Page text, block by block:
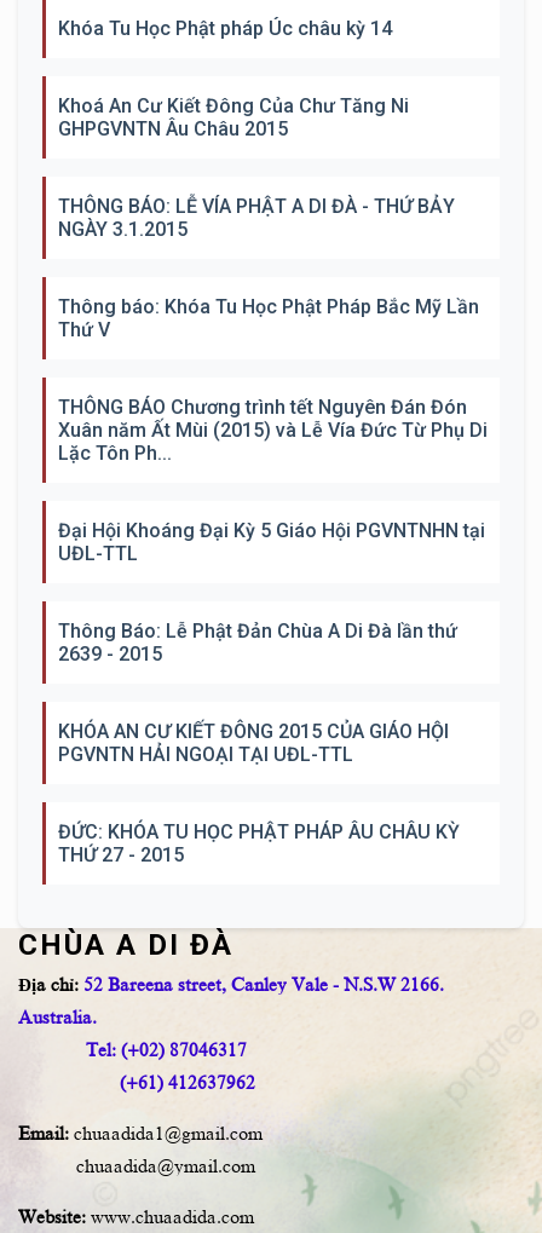
Khóa Tu Học Phật pháp Úc châu kỳ 14
Khoá An Cư Kiết Đông Của Chư Tăng Ni
GHPGVNTN Âu Châu 2015
THÔNG BÁO: LỄ VÍA PHẬT A DI ĐÀ - THỨ BẢY
NGÀY 3.1.2015
Thông báo: Khóa Tu Học Phật Pháp Bắc Mỹ Lần
Thứ V
THÔNG BÁO Chương trình tết Nguyên Đán Đón
Xuân năm Ất Mùi (2015) và Lễ Vía Đức Từ Phụ Di
Lặc Tôn Ph...
Đại Hội Khoáng Đại Kỳ 5 Giáo Hội PGVNTNHN tại
UĐL-TTL
Thông Báo: Lễ Phật Đản Chùa A Di Đà lần thứ
2639 - 2015
KHÓA AN CƯ KIẾT ĐÔNG 2015 CỦA GIÁO HỘI
PGVNTN HẢI NGOẠI TẠI UĐL-TTL
ĐỨC: KHÓA TU HỌC PHẬT PHÁP ÂU CHÂU KỲ
THỨ 27 - 2015
CHÙA A DI ĐÀ
Địa chỉ: 52 Bareena street, Canley Vale - N.S.W 2166.
Australia.
Tel: (+02) 87046317
(+61) 412637962
Email: chuaadida1@gmail.com
chuaadida@ymail.com
Website: www.chuaadida.com